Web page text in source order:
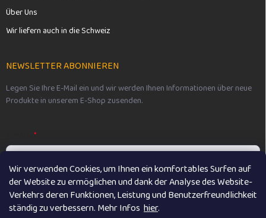
Wir verwenden Cookies, um Ihnen ein komfortables Surfen auf
der Website zu ermöglichen und dank der Analyse des Website-
Verkehrs deren Funktionen, Leistung und Benutzerfreundlichkeit
ständig zu verbessern. Mehr Infos hier.
Über Uns
Wir liefern auch in die Schweiz
NEWSLETTER ABONNIEREN
Legen Sie Ihre E-Mail ein und wir werden Ihnen Informationen über neue
Produkte in unserem E-Shop zusenden.
Vložením e-mailu souhlasíte spodmínkami ochrany osobních údajů
Anmelden